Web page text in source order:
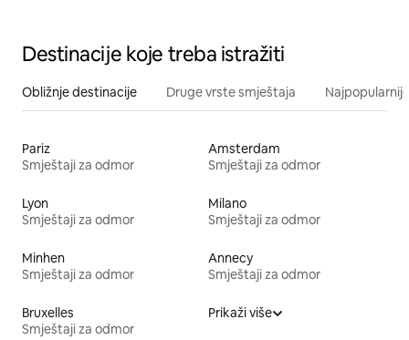
Destinacije koje treba istražiti
Obližnje destinacije Druge vrste smještaja
Pariz
Smještaji za odmor
Amsterdam
Smještaji za odmor
Lyon
Smještaji za odmor
Milano
Smještaji za odmor
Minhen
Smještaji za odmor
Annecy
Smještaji za odmor
Bruxelles
Smještaji za odmor
Prikaži više